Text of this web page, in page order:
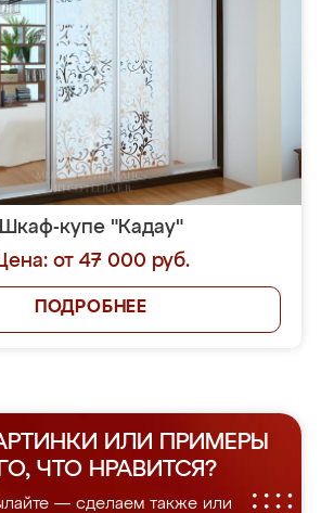
Шкаф-купе "Кадау"
от 47 000 руб.
ПОДРОБНЕЕ
ИЛИ ПРИМЕРЫ
ЧТО НРАВИТСЯ?
— сделаем также или